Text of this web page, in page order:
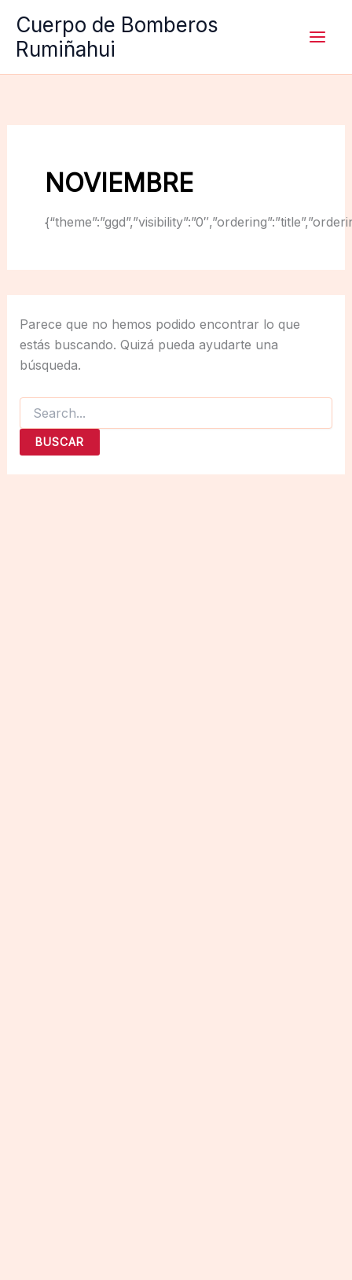
contenido
Cuerpo de Bomberos
Rumiñahui
NOVIEMBRE
Parece que no hemos podido encontrar lo que
estás buscando. Quizá pueda ayudarte una
búsqueda.
Buscar
por: